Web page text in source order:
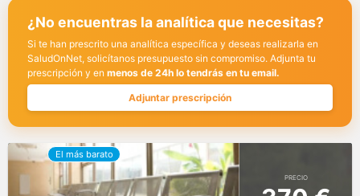
¿No encuentras la analítica que necesitas?
Si te han prescrito una analítica específica y deseas realizarla en
SaludOnNet, solicítanos presupuesto sin compromiso. Adjunta tu
prescripción y en menos de 24h lo tendrás en tu email.
Adjuntar prescripción
PRECIO